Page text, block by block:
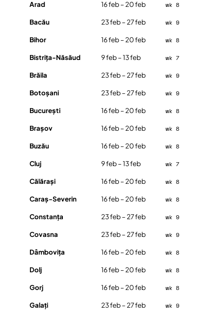
Arad 16 feb – 20 feb wk 8
Bacău 23 feb – 27 feb wk 9
Bihor 16 feb – 20 feb wk 8
Bistrița-Năsăud 9 feb – 13 feb wk 7
Brăila 23 feb – 27 feb wk 9
Botoșani 23 feb – 27 feb wk 9
București 16 feb – 20 feb wk 8
Brașov 16 feb – 20 feb wk 8
Buzău 16 feb – 20 feb wk 8
Cluj 9 feb – 13 feb wk 7
Călărași 16 feb – 20 feb wk 8
Caraș-Severin 16 feb – 20 feb wk 8
Constanța 23 feb – 27 feb wk 9
Covasna 23 feb – 27 feb wk 9
Dâmbovița 16 feb – 20 feb wk 8
Dolj 16 feb – 20 feb wk 8
Gorj 16 feb – 20 feb wk 8
Galați 23 feb – 27 feb wk 9